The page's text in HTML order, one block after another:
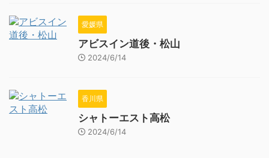
愛媛県
アビスイン道後・松山
2024/6/14
香川県
シャトーエスト高松
2024/6/14